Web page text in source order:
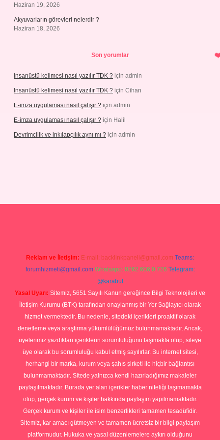
Haziran 19, 2026
Akyuvarların görevleri nelerdir ?
Haziran 18, 2026
Son yorumlar
Insanüstü kelimesi nasıl yazılır TDK ? için admin
Insanüstü kelimesi nasıl yazılır TDK ? için Cihan
E-imza uygulaması nasıl çalışır ? için admin
E-imza uygulaması nasıl çalışır ? için Halil
Devrimcilik ve inkılapçılık aynı mı ? için admin
Reklam ve İletişim: E-mail: backlinkpaneli@gmail.com Teams:
forumhizmeti@gmail.com Whatsapp: 0262 606 0 726 Telegram:
@karabul
Yasal Uyarı: Sitemiz, 5651 Sayılı Kanun gereğince Bilgi Teknolojileri ve
İletişim Kurumu (BTK) tarafından onaylanmış bir Yer Sağlayıcı olarak
hizmet vermektedir. Bu nedenle, sitedeki içerikleri proaktif olarak
denetleme veya araştırma yükümlülüğümüz bulunmamaktadır. Ancak,
üyelerimiz yazdıkları içeriklerin sorumluluğunu taşımakta olup, siteye
üye olarak bu sorumluluğu kabul etmiş sayılırlar. Bu internet sitesi,
herhangi bir marka, kurum veya şahıs şirketi ile hiçbir bağlantısı
bulunmamaktadır. Sitede yalnızca kendi hazırladığımız makaleler
paylaşılmaktadır. Burada yer alan içerikler haber niteliği taşımamakta
olup, gerçek kurum ve kişiler hakkında paylaşım yapılmamaktadır.
Gerçek kurum ve kişiler ile isim benzerlikleri tamamen tesadüfidir.
Sitemiz, kar amacı gütmeyen ve tamamen ücretsiz bir bilgi paylaşım
platformudur. Hukuka ve yasal düzenlemelere aykırı olduğunu